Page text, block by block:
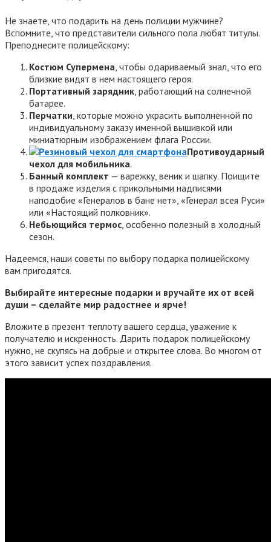
Не знаете, что подарить на день полиции мужчине?
Вспомните, что представители сильного пола любят титулы.
Преподнесите полицейскому:
Костюм Супермена , чтобы одариваемый знал, что его
близкие видят в нем настоящего героя.
Портативный зарядник , работающий на солнечной
батарее.
Перчатки , которые можно украсить выполненной по
индивидуальному заказу именной вышивкой или
миниатюрным изображением флага России.
Противоударный
чехол для мобильника.
Банный комплект — варежку, веник и шапку. Поищите
в продаже изделия с прикольными надписями
наподобие «Генералов в бане нет», «Генерал всея Руси»
или «Настоящий полковник».
Небьющийся термос , особенно полезный в холодный
сезон.
Надеемся, наши советы по выбору подарка полицейскому
вам пригодятся.
Выбирайте интересные подарки и вручайте их от всей
души – сделайте мир радостнее и ярче!
Вложите в презент теплоту вашего сердца, уважение к
получателю и искренность. Дарить подарок полицейскому
нужно, не скупясь на добрые и открытее слова. Во многом от
этого зависит успех поздравления.